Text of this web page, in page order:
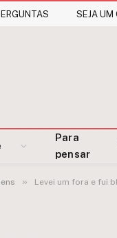
SEJA UM
Para
pensar
» Levei um fora e fui